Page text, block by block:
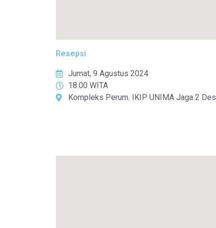
Resepsi
Jumat, 9 Agustus 2024
18.00 WITA
Kompleks Perum. IKIP UNIMA Jaga 2